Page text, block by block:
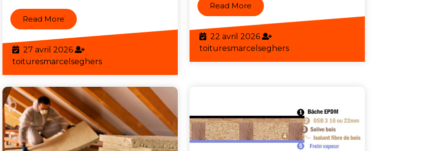
Read More Read
More
27 avril 202627
avril
2026
toituresmarcelsegherstoituresmarcelseghers
Read More Read
More
22 avril 202622
avril
2026
toituresmarcelsegherstoituresmarcelseghers